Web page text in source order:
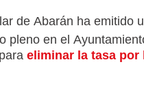
de Abarán ha emitido
pleno en el
eliminar la tasa